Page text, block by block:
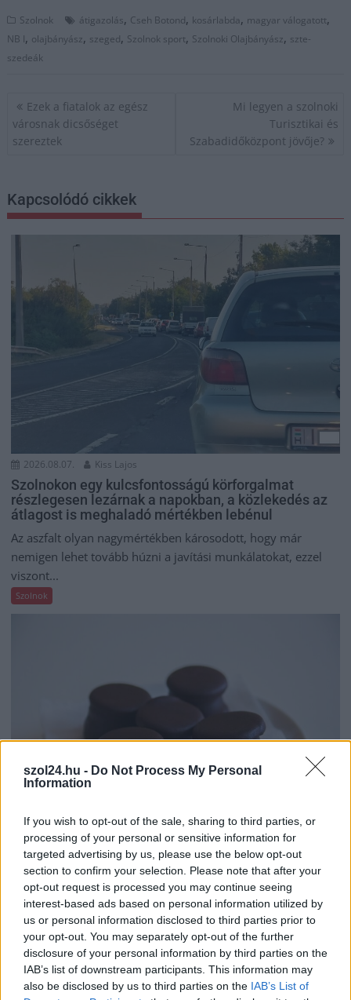
szol24.hu - Do Not Process My Personal
Information
If you wish to opt-out of the sale, sharing to third parties, or
processing of your personal or sensitive information for
targeted advertising by us, please use the below opt-out
section to confirm your selection. Please note that after your
opt-out request is processed you may continue seeing
interest-based ads based on personal information utilized by
us or personal information disclosed to third parties prior to
your opt-out. You may separately opt-out of the further
disclosure of your personal information by third parties on the
IAB’s list of downstream participants. This information may
also be disclosed by us to third parties on the IAB’s List of
Szolnok átigazolás, Cseh Botond, kosárlabda, magyar válogatott,
NB I, olajbányász, szeged, Szolnok sport, Szolnoki Olajbányász, szte-
szedeák
Bejegyzés
navigáció
Ezek a fiatalok az egész
városnak dicsőséget
szereztek
Mi legyen a szolnoki
Turisztikai és
Szabadidőközpont jövője?
Kapcsolódó cikkek
2026.08.07. Kiss Lajos
Szolnokon egy kulcsfontosságú körforgalmat
részlegesen lezárnak a napokban, a közlekedés az
átlagost is meghaladó mértékben lebénul
Az aszfalt olyan nagymértékben károsodott, hogy már
nemigen lehet tovább húzni a javítási munkálatokat, ezzel
viszont...
Szolnok
2026.08.07. Farkas András
Ön szerint hogy készül a hamisítatlan szolnoki
habos isler?
Igazi retró klasszikus desszert, amelyet generációk óta
szeretnek, és amelyet sokan ma is próbálnak otthon
újraalkotni....
Szolnok